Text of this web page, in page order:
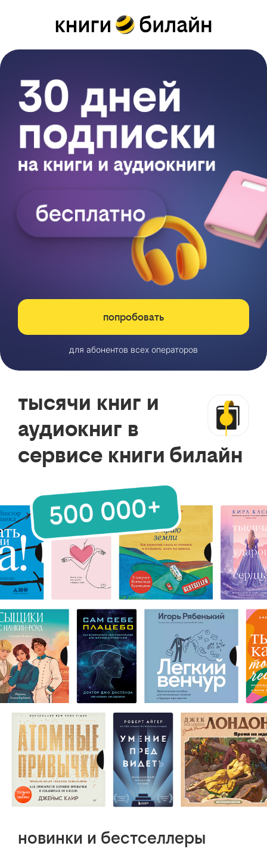
попробовать
для абонентов всех операторов
тысячи книг и
аудиокниг в
сервисе книги билайн
новинки и бестселлеры